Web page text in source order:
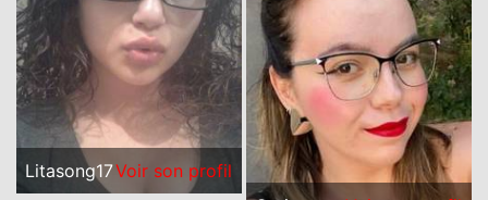
Litasong17Voir son profil